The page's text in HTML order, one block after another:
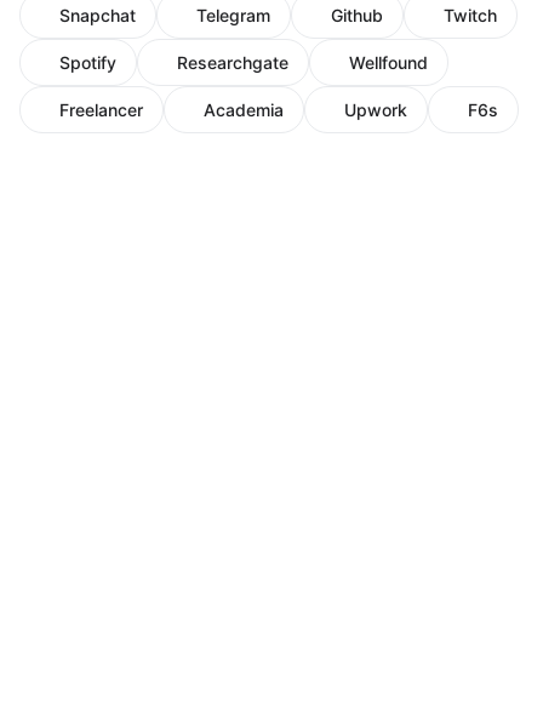
Snapchat Telegram Github Twitch
Spotify Researchgate Wellfound
Freelancer Academia Upwork F6s